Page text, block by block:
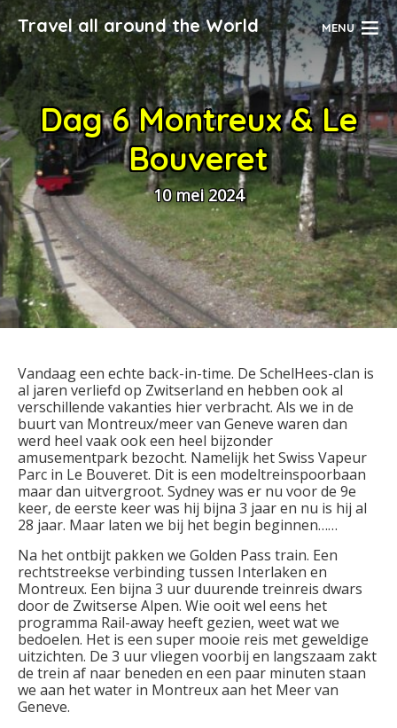
Travel all around the World MENU
Dag 6 Montreux & Le
Bouveret
10 mei 2024
Vandaag een echte back-in-time. De SchelHees-clan is
al jaren verliefd op Zwitserland en hebben ook al
verschillende vakanties hier verbracht. Als we in de
buurt van Montreux/meer van Geneve waren dan
werd heel vaak ook een heel bijzonder
amusementpark bezocht. Namelijk het Swiss Vapeur
Parc in Le Bouveret. Dit is een modeltreinspoorbaan
maar dan uitvergroot. Sydney was er nu voor de 9e
keer, de eerste keer was hij bijna 3 jaar en nu is hij al
28 jaar. Maar laten we bij het begin beginnen……
Na het ontbijt pakken we Golden Pass train. Een
rechtstreekse verbinding tussen Interlaken en
Montreux. Een bijna 3 uur duurende treinreis dwars
door de Zwitserse Alpen. Wie ooit wel eens het
programma Rail-away heeft gezien, weet wat we
bedoelen. Het is een super mooie reis met geweldige
uitzichten. De 3 uur vliegen voorbij en langszaam zakt
de trein af naar beneden en een paar minuten staan
we aan het water in Montreux aan het Meer van
Geneve.